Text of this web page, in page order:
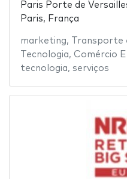
Paris Porte de
Paris, França
marketing, Transporte
Tecnologia, Comércio
tecnologia, serviços